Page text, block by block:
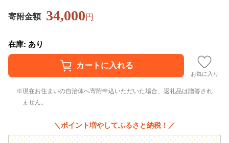
寄附金額 34,000円
在庫: あり
お気に入り
現在お住まいの自治体へ寄附申込いただいた場合、返礼品は贈答され
ません。
＼ポイント増やしてふるさと納税！／